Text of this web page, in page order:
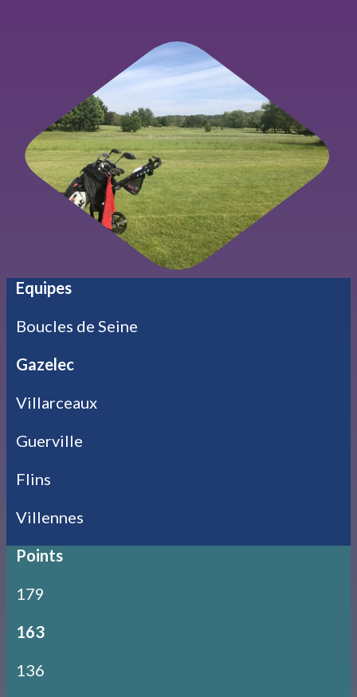
Equipes
Boucles de Seine
Gazelec
Villarceaux
Guerville
Flins
Villennes
Points
179
163
136